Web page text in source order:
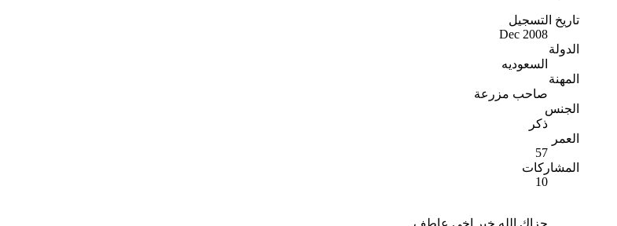
تاريخ التسجيل
Dec 2008
الدولة
السعوديه
المهنة
صاحب مزرعة
الجنس
ذكر
العمر
57
المشاركات
10
جزاك الله خير اخي عاطف .